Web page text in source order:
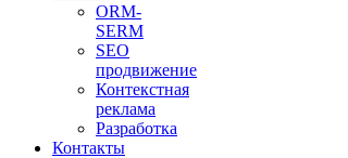
ORM-
SERM
SEO
продвижение
Контекстная
реклама
Разработка
Контакты